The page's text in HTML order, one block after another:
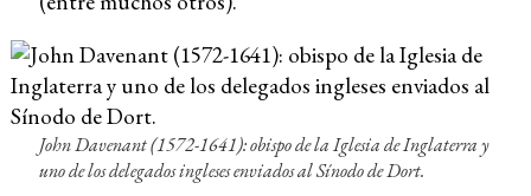
John Davenant (1572-1641): obispo de la Iglesia de Inglaterra y
uno de los delegados ingleses enviados al Sínodo de Dort.